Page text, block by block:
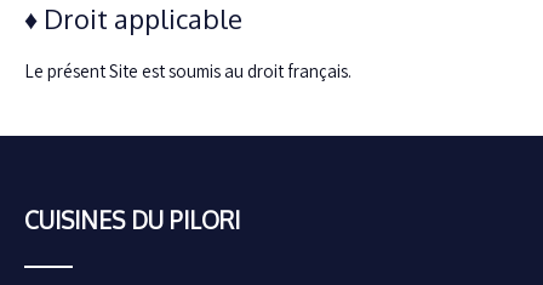
♦ Droit applicable
Le présent Site est soumis au droit français.
CUISINES DU PILORI